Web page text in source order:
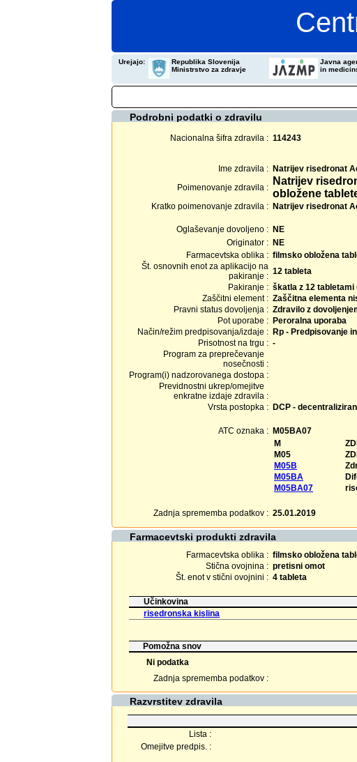
Urejajo:
Republika Slovenija
Ministrstvo za zdravje
Javna
in
Podrobni podatki o zdravilu
Nacionalna šifra zdravila : 114243
Ime zdravila : Natrijev risedronat
Poimenovanje zdravila :
Natrijev
obložene
Kratko poimenovanje zdravila : Natrijev risedronat
Oglaševanje dovoljeno : NE
Originator : NE
Farmacevtska oblika : filmsko obložena
Št. osnovnih enot za aplikacijo na
pakiranje : 12 tableta
Pakiranje : škatla z 12
Zaščitni element : Zaščitna elementa
Pravni status dovoljenja : Zdravilo z
Pot uporabe : Peroralna uporaba
Način/režim predpisovanja/izdaje : Rp - Predpisovanje
Prisotnost na trgu : -
Program za preprečevanje
nosečnosti :
Program(i) nadzorovanega dostopa :
Previdnostni ukrep/omejitve
enkratne izdaje zdravila :
Vrsta postopka : DCP -
ATC oznaka : M05BA07
M
M05
M05B
M05BA
M05BA07
Zadnja sprememba podatkov : 25.01.2019
Farmacevtski produkti zdravila
Farmacevtska oblika : filmsko obložena
Stična ovojnina : pretisni omot
Št. enot v stični ovojnini : 4 tableta
Učinkovina
risedronska kislina
Pomožna snov
Ni podatka
Zadnja sprememba podatkov :
Razvrstitev zdravila
Lista :
Omejitve predpis. :